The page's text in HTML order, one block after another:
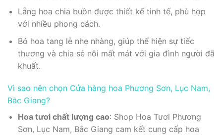
Lẵng hoa chia buồn được thiết kế tinh tế, phù hợp
với nhiều phong cách.
Bó hoa tang lễ nhẹ nhàng, giúp thể hiện sự tiếc
thương và chia sẻ nỗi mất mát với gia đình người đã
khuất.
Vì sao nên chọn Cửa hàng hoa Phương Sơn, Lục Nam,
Bắc Giang?
Hoa tươi chất lượng cao: Shop Hoa Tươi Phương
Sơn, Lục Nam, Bắc Giang cam kết cung cấp hoa